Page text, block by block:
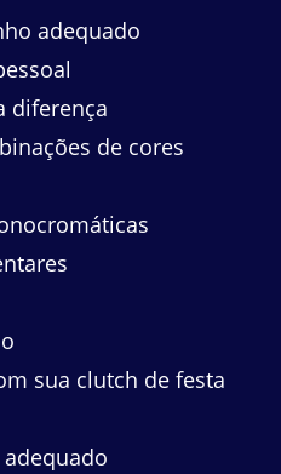
adequado
diferença
de cores
sua clutch de festa